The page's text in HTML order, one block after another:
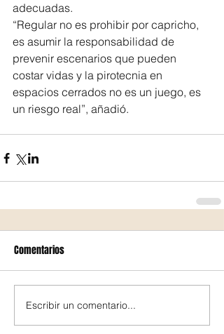
adecuadas.
“Regular no es prohibir por capricho,
es asumir la responsabilidad de
prevenir escenarios que pueden
costar vidas y la pirotecnia en
espacios cerrados no es un juego, es
un riesgo real”, añadió.
Comentarios
Escribir un comentario...